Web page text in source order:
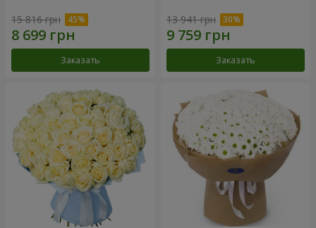
15 816 грн
Заказать
13 941 грн
Заказать